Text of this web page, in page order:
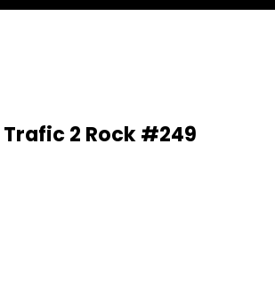
Trafic 2 Rock #249